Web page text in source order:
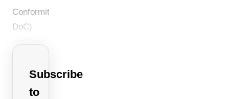
Conformity,
DoC)
dieseSubscribe
to